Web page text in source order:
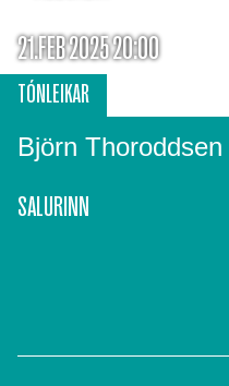
21.FEB 2025 20:00
Björn
TÓNLEIKAR
SALURINN